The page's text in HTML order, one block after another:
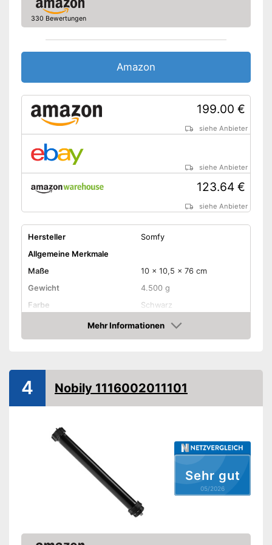
330 Bewertungen
Amazon
199.00 €
siehe Anbieter
siehe Anbieter
123.64 €
siehe Anbieter
Hersteller
Somfy
Allgemeine Merkmale
Maße
10 x 10,5 x 76 cm
Gewicht
4.500 g
Farbe
Schwarz
Produkteigenschaften
Zuggewicht maximal
Geräuscharm
Vorteile
Amazon Lieferzeit
siehe Anbieter
Mehr Informationen
Amazon
Sehr gut
05/2026
4 Nobily 1116002011101